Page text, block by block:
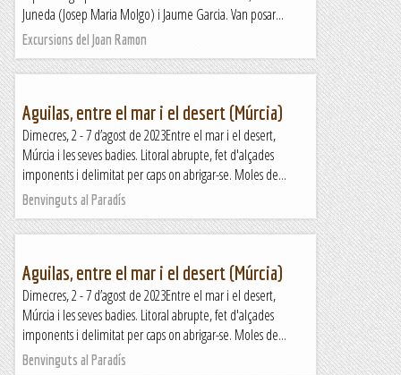
Juneda (Josep Maria Molgo) i Jaume Garcia. Van posar...
Excursions del Joan Ramon
Aguilas, entre el mar i el desert (Múrcia)
Dimecres, 2 - 7 d’agost de 2023Entre el mar i el desert,
Múrcia i les seves badies. Litoral abrupte, fet d'alçades
imponents i delimitat per caps on abrigar-se. Moles de...
Benvinguts al Paradís
Aguilas, entre el mar i el desert (Múrcia)
Dimecres, 2 - 7 d’agost de 2023Entre el mar i el desert,
Múrcia i les seves badies. Litoral abrupte, fet d'alçades
imponents i delimitat per caps on abrigar-se. Moles de...
Benvinguts al Paradís